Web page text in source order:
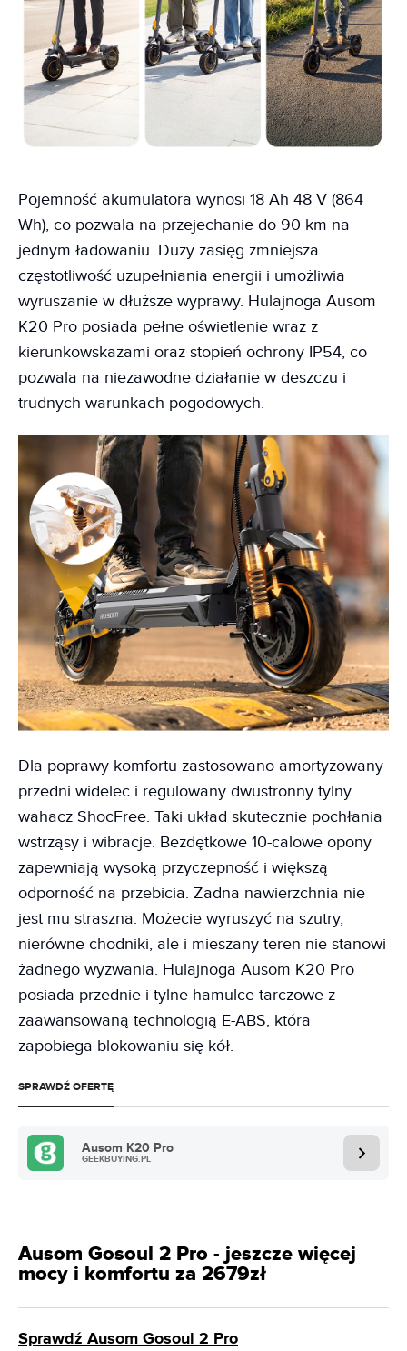
Pojemność akumulatora wynosi 18 Ah 48 V (864
Wh), co pozwala na przejechanie do 90 km na
jednym ładowaniu. Duży zasięg zmniejsza
częstotliwość uzupełniania energii i umożliwia
wyruszanie w dłuższe wyprawy. Hulajnoga Ausom
K20 Pro posiada pełne oświetlenie wraz z
kierunkowskazami oraz stopień ochrony IP54, co
pozwala na niezawodne działanie w deszczu i
trudnych warunkach pogodowych.
Dla poprawy komfortu zastosowano amortyzowany
przedni widelec i regulowany dwustronny tylny
wahacz ShocFree. Taki układ skutecznie pochłania
wstrząsy i wibracje. Bezdętkowe 10-calowe opony
zapewniają wysoką przyczepność i większą
odporność na przebicia. Żadna nawierzchnia nie
jest mu straszna. Możecie wyruszyć na szutry,
nierówne chodniki, ale i mieszany teren nie stanowi
żadnego wyzwania. Hulajnoga Ausom K20 Pro
posiada przednie i tylne hamulce tarczowe z
zaawansowaną technologią E-ABS, która
zapobiega blokowaniu się kół.
SPRAWDŹ OFERTĘ
Ausom K20 Pro
GEEKBUYING.PL
Ausom Gosoul 2 Pro - jeszcze więcej
mocy i komfortu za 2679zł
Sprawdź Ausom Gosoul 2 Pro